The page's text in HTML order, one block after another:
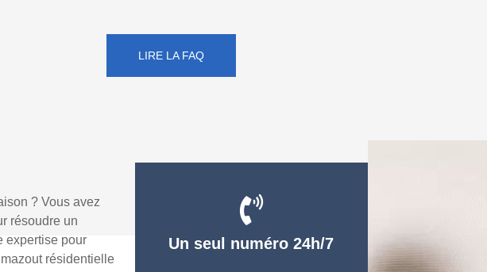
LIRE LA FAQ
? Vous avez
résoudre un
expertise pour
résidentielle
Un seul numéro 24h/7